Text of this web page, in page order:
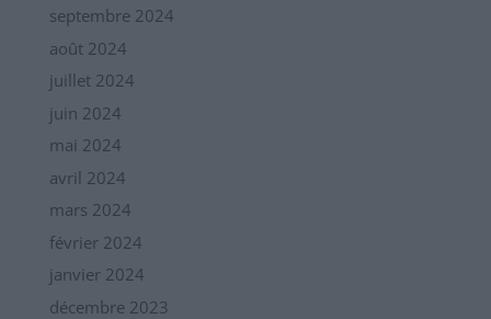
septembre 2024
août 2024
juillet 2024
juin 2024
mai 2024
avril 2024
mars 2024
février 2024
janvier 2024
décembre 2023